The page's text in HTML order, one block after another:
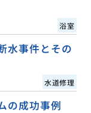
浴室
水事件とその
水道修理
の成功事例